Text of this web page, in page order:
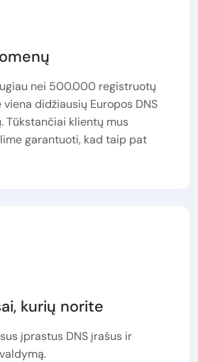
nei 500.000 registruotų
didžiausių Europos DNS
Tūkstančiai klientų mus
garantuoti, kad taip pat
kurių norite
įprastus DNS įrašus ir